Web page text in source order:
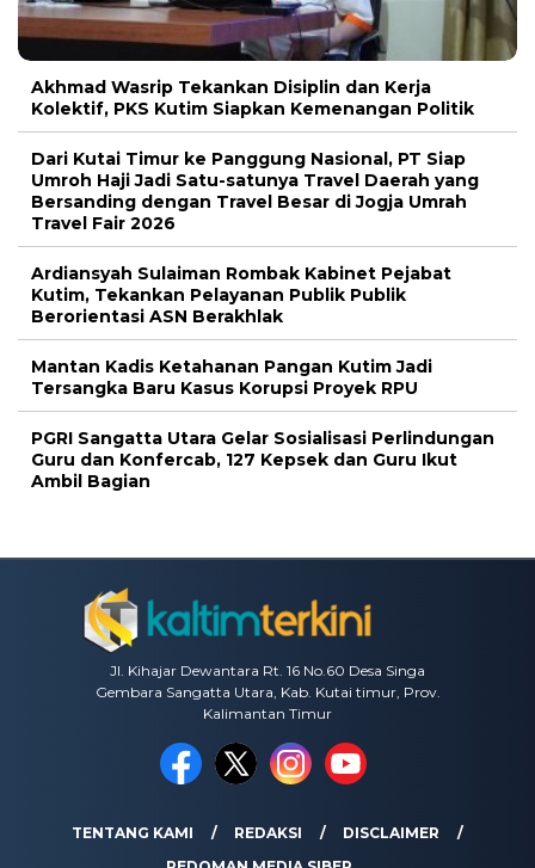
Akhmad Wasrip Tekankan Disiplin dan Kerja
Kolektif, PKS Kutim Siapkan Kemenangan Politik
Dari Kutai Timur ke Panggung Nasional, PT Siap
Umroh Haji Jadi Satu-satunya Travel Daerah yang
Bersanding dengan Travel Besar di Jogja Umrah
Travel Fair 2026
Ardiansyah Sulaiman Rombak Kabinet Pejabat
Kutim, Tekankan Pelayanan Publik Publik
Berorientasi ASN Berakhlak
Mantan Kadis Ketahanan Pangan Kutim Jadi
Tersangka Baru Kasus Korupsi Proyek RPU
PGRI Sangatta Utara Gelar Sosialisasi Perlindungan
Guru dan Konfercab, 127 Kepsek dan Guru Ikut
Ambil Bagian
Jl. Kihajar Dewantara Rt. 16 No.60 Desa Singa
Gembara Sangatta Utara, Kab. Kutai timur, Prov.
Kalimantan Timur
TENTANG KAMI REDAKSI
DISCLAIMER